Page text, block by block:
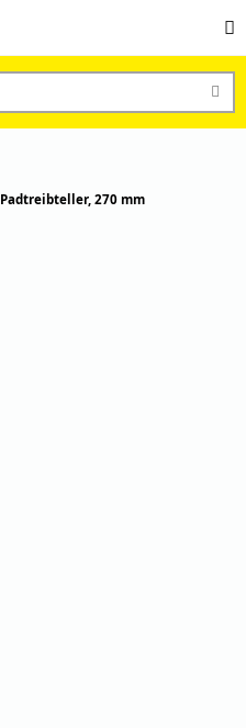
Padtreibteller, 270 mm